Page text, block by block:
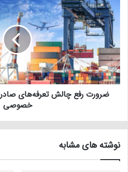
ضرورت رفع چالش تعرفه‌های
خصوصی
نوشته های مشابه